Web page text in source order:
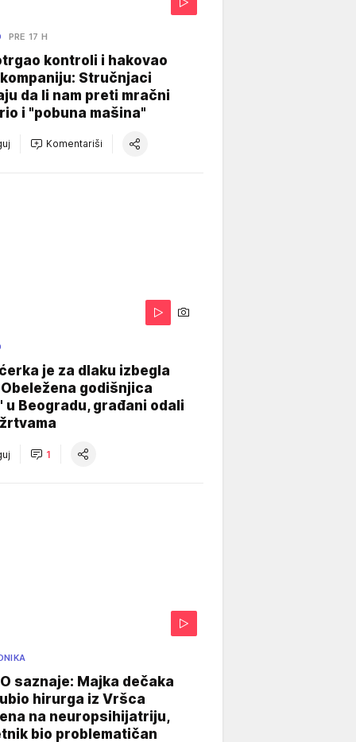
PRE 17 H
kontroli i hakovao
Stručnjaci
da li nam preti mračni
i "pobuna mašina"
Komentariši
je za dlaku izbegla
godišnjica
u Beogradu, građani odali
1
saznaje: Majka dečaka
hirurga iz Vršca
na neuropsihijatriju,
bio problematičan